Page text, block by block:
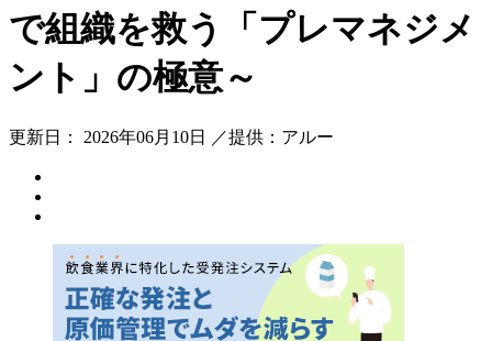
で組織を救う「プレマネジメ
ント」の極意～
更新日： 2026年06月10日 ／提供：アルー